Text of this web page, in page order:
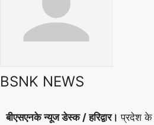
BSNK NEWS
बीएसएनके न्यूज डेस्क / हरिद्वार। प्रदेश के